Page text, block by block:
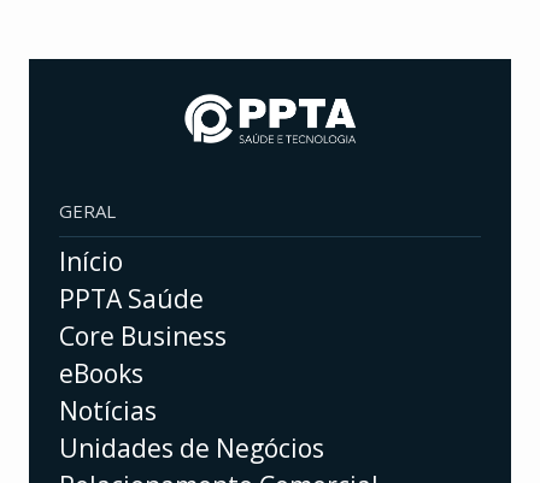
GERAL
Início
PPTA Saúde
Core Business
eBooks
Notícias
Unidades de Negócios